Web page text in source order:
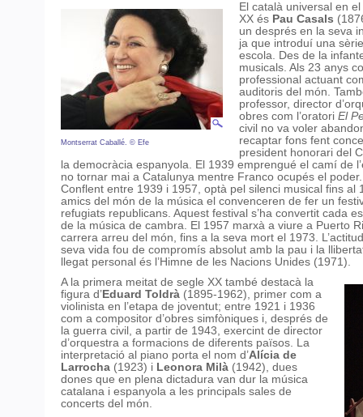
Montserrat Caballé. © Efe
El català universal en
XX és Pau Casals
un després en la seva
ja que introduí una
escola. Des de la
musicals. Als 23 anys
professional actuant
auditoris del món.
professor, director
obres com l’oratori El
civil no va voler
recaptar fons fent
president honorari del
la democràcia espanyola. El 1939 emprengué el camí de
no tornar mai a Catalunya mentre Franco ocupés el
Conflent entre 1939 i 1957, optà pel silenci musical fins al
amics del món de la música el convenceren de fer un
refugiats republicans. Aquest festival s’ha convertit cada
de la música de cambra. El 1957 marxà a viure a Puerto
carrera arreu del món, fins a la seva mort el 1973.
seva vida fou de compromís absolut amb la pau i la
llegat personal és l’Himne de les Nacions Unides (1971).
A la primera meitat de segle XX també destacà la
figura d’ Eduard Toldrà (1895-1962), primer com a
violinista en l’etapa de joventut; entre 1921 i 1936
com a compositor d’obres simfòniques i, després de
la guerra civil, a partir de 1943, exercint de director
d’orquestra a formacions de diferents països. La
interpretació al piano porta el nom d’Alícia de
Larrocha (1923) i Leonora Milà (1942), dues
dones que en plena dictadura van dur la música
catalana i espanyola a les principals sales de
concerts del món.